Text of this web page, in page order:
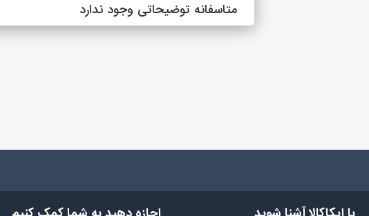
متاسفانه توضیحاتی وجود ندارد